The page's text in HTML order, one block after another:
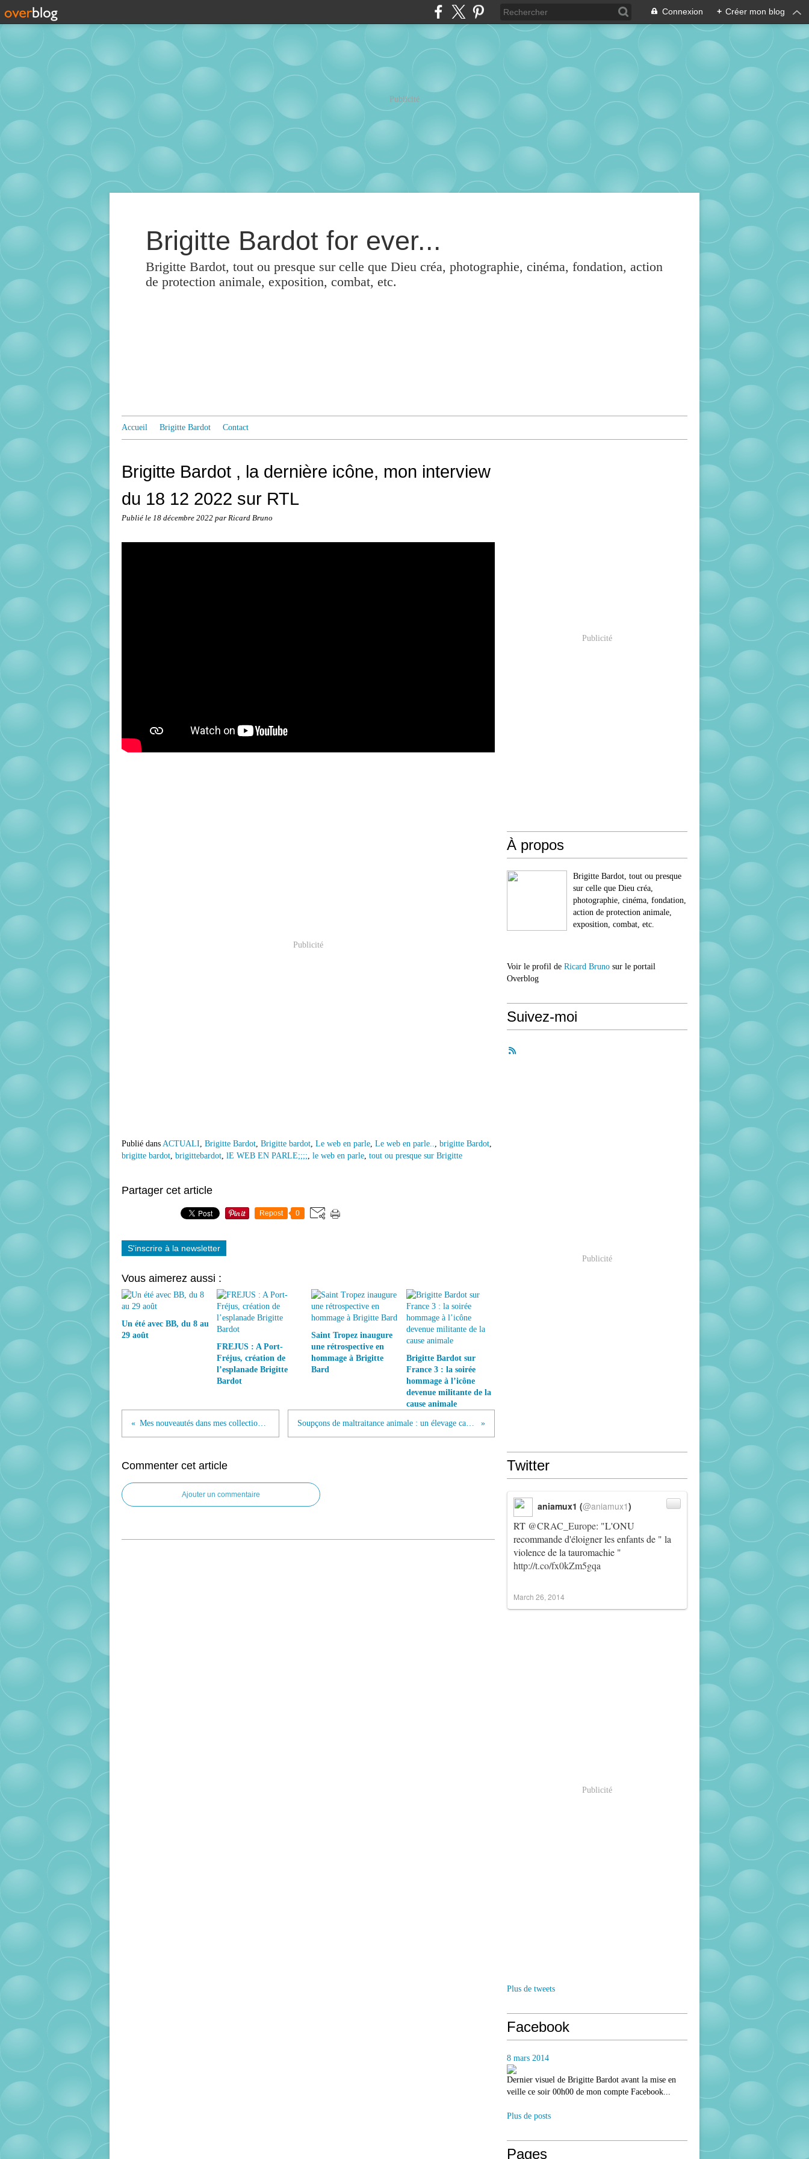
Connexion + Créer mon blog
Publicité
Brigitte Bardot for ever...
Brigitte Bardot, tout ou presque sur celle que Dieu créa, photographie, cinéma, fondation, action
de protection animale, exposition, combat, etc.
Accueil Brigitte Bardot Contact
Brigitte Bardot , la dernière icône, mon interview
du 18 12 2022 sur RTL
Publié le 18 décembre 2022 par Ricard Bruno
Publicité
Publié dans ACTUALI Brigitte Bardot Brigitte bardot Le web en parle Le web en parle.. brigitte Bardot
brigitte bardot brigittebardot lE WEB EN PARLE;;;; le web en parle tout ou presque sur Brigitte
Partager cet article
Repost 0
S'inscrire à la newsletter
Vous aimerez aussi :
Un été avec BB, du 8 au
29 août
FREJUS : A Port-
Fréjus, création de
l’esplanade Brigitte
Bardot
Saint Tropez inaugure
une rétrospective en
hommage à Brigitte
Bard
Brigitte Bardot sur
France 3 : la soirée
hommage à l’icône
devenue militante de la
cause animale
Soupçons de maltraitance animale : un élevage canin de Cloyes-les-Trois-Rivières perquisitionné
Commenter cet article
Ajouter un commentaire
Publicité
À propos
Brigitte Bardot, tout ou presque
sur celle que Dieu créa,
photographie, cinéma, fondation,
action de protection animale,
exposition, combat, etc.
Voir le profil de Ricard Bruno sur le portail
Overblog
Suivez-moi
Publicité
Twitter
RT @CRAC_Europe: "L'ONU
recommande d'éloigner les enfants de " la
violence de la tauromachie "
http://t.co/fx0kZm5gqa
aniamux1 (@aniamux1)
March 26, 2014
Publicité
Plus de tweets
Facebook
8 mars 2014
Dernier visuel de Brigitte Bardot avant la mise en
veille ce soir 00h00 de mon compte Facebook...
Plus de posts
Pages